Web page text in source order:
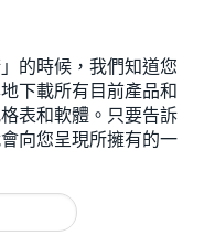
的時候，我們知道您
下載所有目前產品和
表和軟體。只要告訴
向您呈現所擁有的一